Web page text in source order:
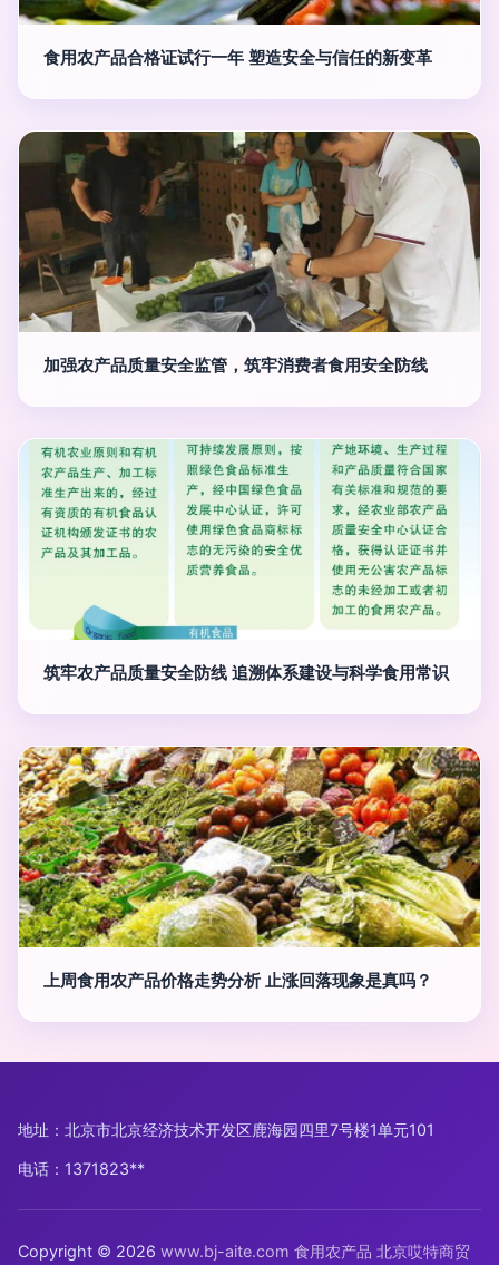
食用农产品合格证试行一年 塑造安全与信任的新变革
加强农产品质量安全监管，筑牢消费者食用安全防线
筑牢农产品质量安全防线 追溯体系建设与科学食用常识
上周食用农产品价格走势分析 止涨回落现象是真吗？
地址：北京市北京经济技术开发区鹿海园四里7号楼1单元101
电话：1371823**
Copyright © 2026 www.bj-aite.com 食用农产品 北京哎特商贸